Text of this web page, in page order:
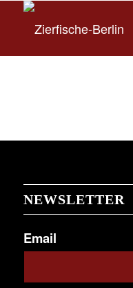
NEWSLETTER
Email